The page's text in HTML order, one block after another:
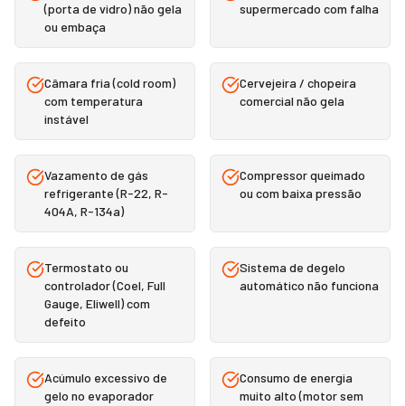
(porta de vidro) não gela
ou embaça
supermercado com falha
Câmara fria (cold room)
com temperatura
instável
Cervejeira / chopeira
comercial não gela
Vazamento de gás
refrigerante (R-22, R-
404A, R-134a)
Compressor queimado
ou com baixa pressão
Termostato ou
controlador (Coel, Full
Gauge, Eliwell) com
defeito
Sistema de degelo
automático não funciona
Acúmulo excessivo de
gelo no evaporador
Consumo de energia
muito alto (motor sem